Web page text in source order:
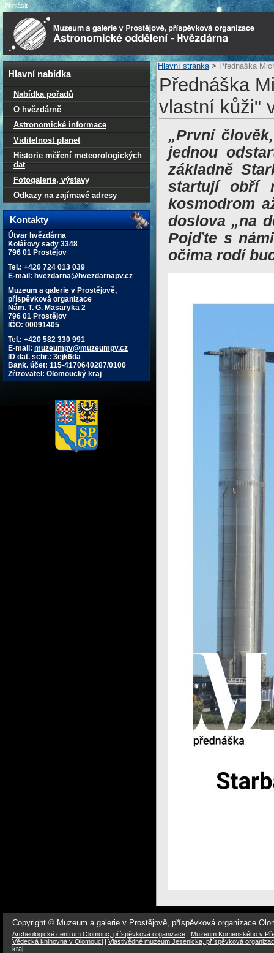
Hlavní nabídka
Nabídka pořadů
O hvězdárně
Astronomické informace
Viditelnost planet
Historie měření meteorologických
dat
Fotogalerie, výstavy
Odkazy na zajímavé adresy
Kontakty
Útvar hvězdárna
Kolářovy sady 3348
796 01 Prostějov
Tel.: +420 724 013 039
E-mail: hvezdarna@hvezdarnapv.cz
Muzeum a galerie v Prostějově,
příspěvková organizace
Nám. T. G. Masaryka 2
796 01 Prostějov
IČO: 00091405
Tel.: +420 582 330 991
E-mail: muzeumpv@muzeumpv.cz
ID dat. schr.: 3ejk6da
Bank. účet: 115-4170640287/0100
Zřizovatel: Olomoucký kraj
Hlavní stránka> Přednáška
Přednáška
vlastní kůži"
„První
jednou
základně
startují obří
kosmodrom
doslova „na
Pojďte s
očima rodí
Copyright © Muzeum a galerie v Prostějově, příspěvková organizace
Archeologické centrum Olomouc, příspěvková organizace | Muzeum Komenského v
Vědecká knihovna v Olomouci | Vlastivědné muzeum Jesenicka, příspěvková
kraj
Přihlásit